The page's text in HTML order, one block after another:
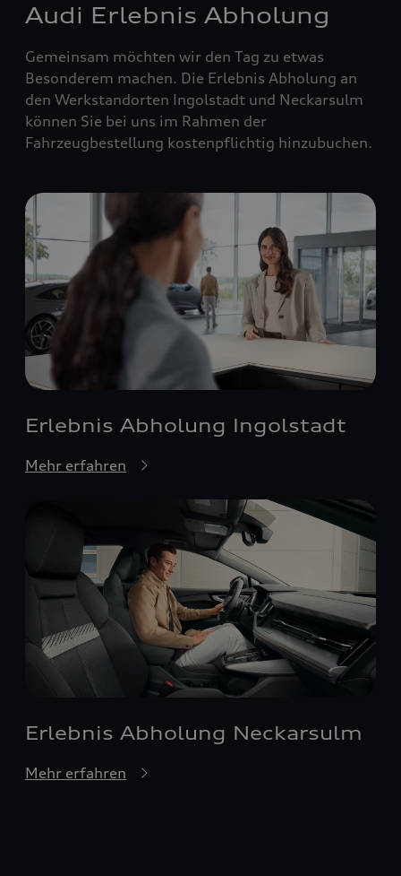
Audi Erlebnis Abholung
Gemeinsam möchten wir den Tag zu etwas
Besonderem machen. Die Erlebnis Abholung an
den Werkstandorten Ingolstadt und Neckarsulm
können Sie bei uns im Rahmen der
Fahrzeugbestellung kostenpflichtig hinzubuchen.
Erlebnis Abholung Ingolstadt
Mehr erfahren
Erlebnis Abholung Neckarsulm
Mehr erfahren